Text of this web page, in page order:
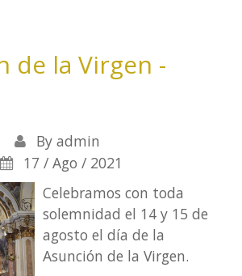
de la Virgen -
By admin
17 / Ago / 2021
Celebramos con toda
solemnidad el 14 y 15 de
agosto el día de la
Asunción de la Virgen.